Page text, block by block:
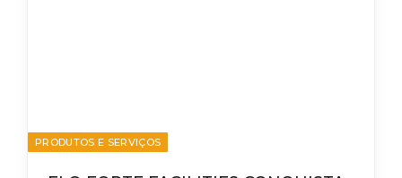
PRODUTOS E SERVIÇOS